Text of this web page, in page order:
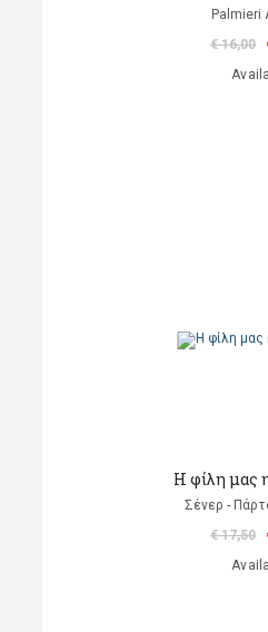
Palmieri
€ 16,00
Η φίλη μας
Σένερ -
€ 17,50